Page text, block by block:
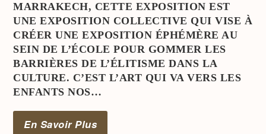
MARRAKECH, CETTE EXPOSITION EST
UNE EXPOSITION COLLECTIVE QUI VISE À
CRÉER UNE EXPOSITION ÉPHÉMÈRE AU
SEIN DE L’ÉCOLE POUR GOMMER LES
BARRIÈRES DE L’ÉLITISME DANS LA
CULTURE. C’EST L’ART QUI VA VERS LES
ENFANTS NOS…
En Savoir Plus